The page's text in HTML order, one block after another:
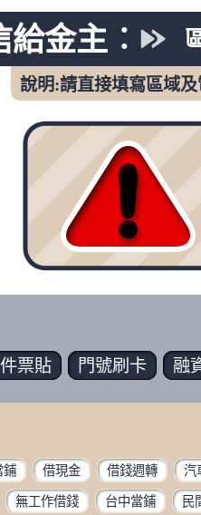
給金主︰
說明:請直接填寫區域
票貼 門號刷卡 融
鋪 借現金 借錢週轉 汽
無工作借錢 台中當鋪 民